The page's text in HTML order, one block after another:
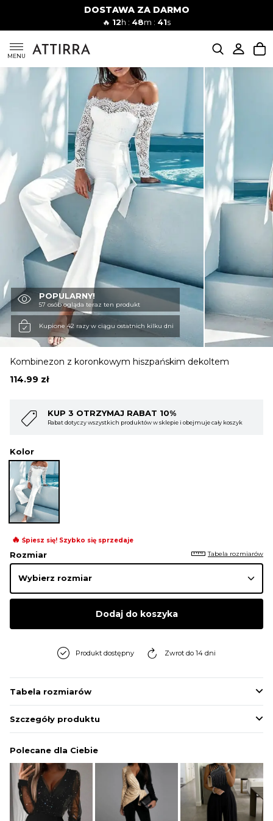
DOSTAWA ZA DARMO
🔥 12h : 48m : 40s
MENU
Mężczyźni
SUKIENKI
KOMPLETY
KOMBINEZONY
DÓŁ DAMSKIE
STROJE KĄPIELOWE
BLUZKI
OBUWIE
BIELIZNA
SWETRY
OKRYCIA WIERZCHNIE
POPULARNY!
57 osób ogląda teraz ten produkt
Kupione 42 razy w ciągu ostatnich kilku dni
Kombinezon z koronkowym hiszpańskim dekoltem
114.99 zł
10%
w sklepie i obejmuje cały koszyk
KUP 4 OTRZYMAJ RABAT
Rabat dotyczy wszystkich produktów w
Kolor
🔥 Śpiesz się! Szybko się sprzedaje
Rozmiar Tabela rozmiarów
Dodaj do koszyka
Produkt dostępny Zwrot do 14 dni
Tabela rozmiarów
Szczegóły produktu
Polecane dla Ciebie